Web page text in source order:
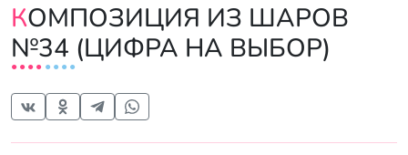
КОМПОЗИЦИЯ ИЗ ШАРОВ
№34 (ЦИФРА НА ВЫБОР)